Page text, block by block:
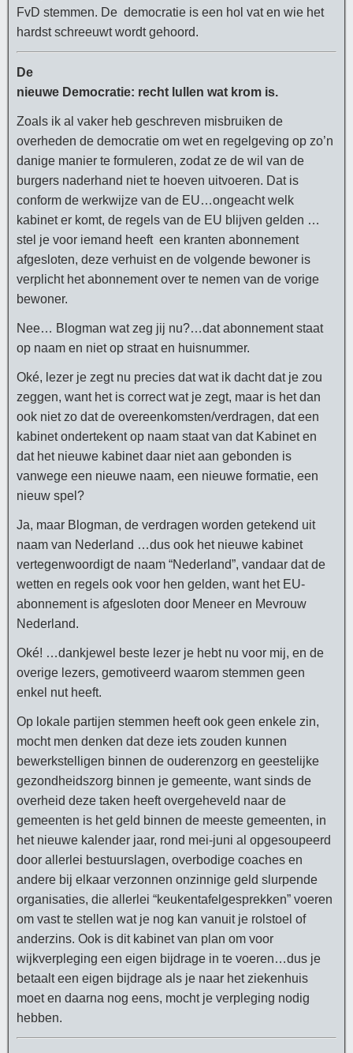
FvD stemmen. De democratie is een hol vat en wie het
hardst schreeuwt wordt gehoord.
De
nieuwe Democratie: recht lullen wat krom is.
Zoals ik al vaker heb geschreven misbruiken de
overheden de democratie om wet en regelgeving op zo’n
danige manier te formuleren, zodat ze de wil van de
burgers naderhand niet te hoeven uitvoeren. Dat is
conform de werkwijze van de EU…ongeacht welk
kabinet er komt, de regels van de EU blijven gelden …
stel je voor iemand heeft een kranten abonnement
afgesloten, deze verhuist en de volgende bewoner is
verplicht het abonnement over te nemen van de vorige
bewoner.
Nee… Blogman wat zeg jij nu?…dat abonnement staat
op naam en niet op straat en huisnummer.
Oké, lezer je zegt nu precies dat wat ik dacht dat je zou
zeggen, want het is correct wat je zegt, maar is het dan
ook niet zo dat de overeenkomsten/verdragen, dat een
kabinet ondertekent op naam staat van dat Kabinet en
dat het nieuwe kabinet daar niet aan gebonden is
vanwege een nieuwe naam, een nieuwe formatie, een
nieuw spel?
Ja, maar Blogman, de verdragen worden getekend uit
naam van Nederland …dus ook het nieuwe kabinet
vertegenwoordigt de naam “Nederland”, vandaar dat de
wetten en regels ook voor hen gelden, want het EU-
abonnement is afgesloten door Meneer en Mevrouw
Nederland.
Oké! …dankjewel beste lezer je hebt nu voor mij, en de
overige lezers, gemotiveerd waarom stemmen geen
enkel nut heeft.
Op lokale partijen stemmen heeft ook geen enkele zin,
mocht men denken dat deze iets zouden kunnen
bewerkstelligen binnen de ouderenzorg en geestelijke
gezondheidszorg binnen je gemeente, want sinds de
overheid deze taken heeft overgeheveld naar de
gemeenten is het geld binnen de meeste gemeenten, in
het nieuwe kalender jaar, rond mei-juni al opgesoupeerd
door allerlei bestuurslagen, overbodige coaches en
andere bij elkaar verzonnen onzinnige geld slurpende
organisaties, die allerlei “keukentafelgesprekken” voeren
om vast te stellen wat je nog kan vanuit je rolstoel of
anderzins. Ook is dit kabinet van plan om voor
wijkverpleging een eigen bijdrage in te voeren…dus je
betaalt een eigen bijdrage als je naar het ziekenhuis
moet en daarna nog eens, mocht je verpleging nodig
hebben.